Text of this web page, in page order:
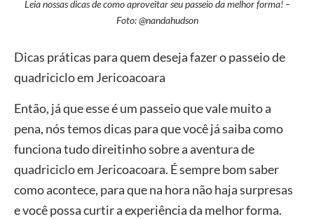
Leia nossas dicas de como aproveitar seu passeio da melhor forma! –
Foto: @nandahudson
Dicas práticas para quem deseja fazer o passeio de
quadriciclo em Jericoacoara
Então, já que esse é um passeio que vale muito a
pena, nós temos dicas para que você já saiba como
funciona tudo direitinho sobre a aventura de
quadriciclo em Jericoacoara. É sempre bom saber
como acontece, para que na hora não haja surpresas
e você possa curtir a experiência da melhor forma.